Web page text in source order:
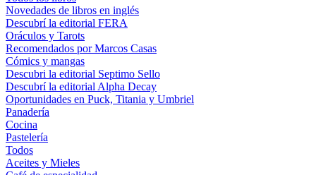
Novedades de libros en inglés
Descubrí la editorial FERA
Oráculos y Tarots
Recomendados por Marcos Casas
Cómics y mangas
Descubri la editorial Septimo Sello
Descubrí la editorial Alpha Decay
Oportunidades en Puck, Titania y Umbriel
Panadería
Cocina
Pastelería
Todos
Aceites y Mieles